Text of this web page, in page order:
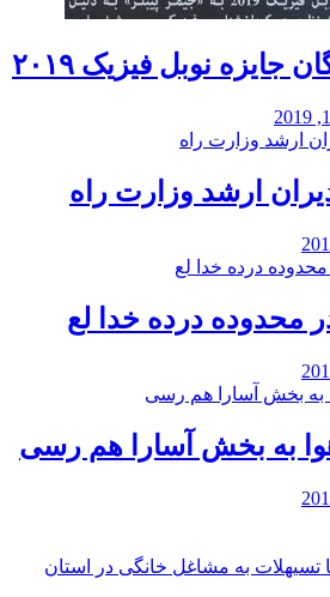
جایزه نوبل فیزیک ۲۰۱۹
ارشد وزارت راه
محدوده درده خدا لع
به بخش آسارا هم رسی